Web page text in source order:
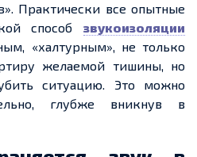
Практически все опытные
способ звукоизоляции
«халтурным», не только
желаемой тишины, но
ситуацию. Это можно
глубже вникнув в